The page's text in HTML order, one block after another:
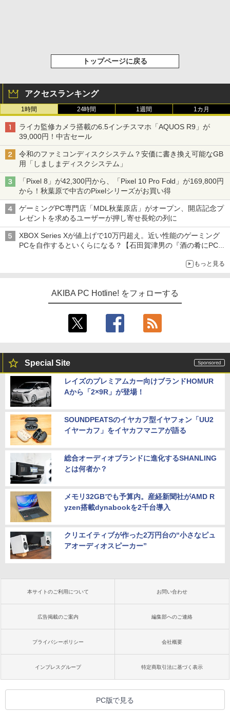
トップページに戻る
アクセスランキング
1時間 24時間 1週間 1カ月
ライカ監修カメラ搭載の6.5インチスマホ「AQUOS R9」が
39,000円！中古セール
令和のファミコンディスクシステム？安価に書き換え可能なGB
用「しましまディスクシステム」
「Pixel 8」が42,300円から、「Pixel 10 Pro Fold」が169,800円
から！秋葉原で中古のPixelシリーズがお買い得
ゲーミングPC専門店「MDL秋葉原店」がオープン、開店記念プ
レゼントを求めるユーザーが押し寄せ長蛇の列に
XBOX Series Xが値上げで10万円超え。近い性能のゲーミング
PCを自作するといくらになる？【石田賀津男の『酒の肴にPCゲ
もっと見る
AKIBA PC Hotline! をフォローする
Special Site
レイズのプレミアムカー向けブランドHOMUR
Aから「2×9R」が登場！
SOUNDPEATSのイヤカフ型イヤフォン「UU2
イヤーカフ」をイヤカフマニアが語る
総合オーディオブランドに進化するSHANLING
とは何者か？
メモリ32GBでも予算内。産経新聞社がAMD R
yzen搭載dynabookを2千台導入
クリエイティブが作った2万円台の“小さなピュ
アオーディオスピーカー”
本サイトのご利用について お問い合わせ
広告掲載のご案内 編集部へのご連絡
プライバシーポリシー 会社概要
インプレスグループ 特定商取引法に基づく表示
PC版で見る